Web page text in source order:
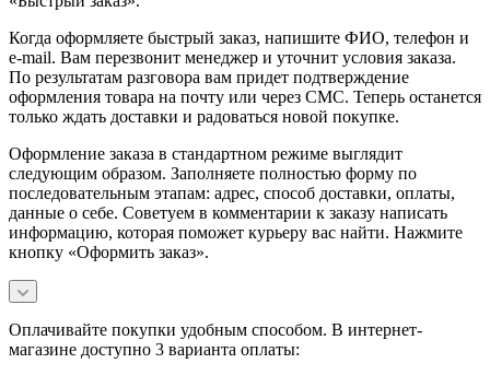
Когда оформляете быстрый заказ, напишите ФИО, телефон и
e-mail. Вам перезвонит менеджер и уточнит условия заказа.
По результатам разговора вам придет подтверждение
оформления товара на почту или через СМС. Теперь останется
только ждать доставки и радоваться новой покупке.
Оформление заказа в стандартном режиме выглядит
следующим образом. Заполняете полностью форму по
последовательным этапам: адрес, способ доставки, оплаты,
данные о себе. Советуем в комментарии к заказу написать
информацию, которая поможет курьеру вас найти. Нажмите
кнопку «Оформить заказ».
Оплачивайте покупки удобным способом. В интернет-
магазине доступно 3 варианта оплаты: